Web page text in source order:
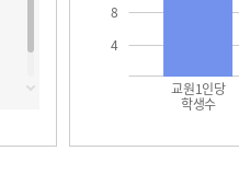
08. 17 월 - 여름방학
08. 19 수 - 여름방학
08. 20 목 - 여름방학
08. 21 금 - 여름방학
4
8
교원1인당
학생수